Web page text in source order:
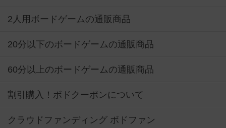
2人用ボードゲームの通販商品
20分以下のボードゲームの通販商品
60分以上のボードゲームの通販商品
割引購入！ボドクーポンについて
クラウドファンディング ボドファン